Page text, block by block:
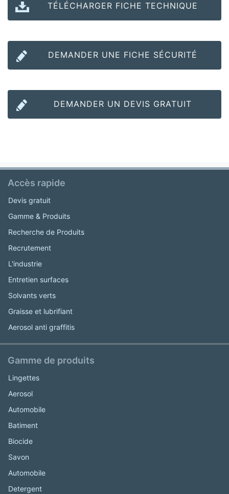
TÉLÉCHARGER FICHE TECHNIQUE
DEMANDER UNE FICHE SÉCURITÉ
DEMANDER UN DEVIS GRATUIT
Accès rapide
Devis gratuit
Gamme & Produits
Recherche de Produits
Recrutement
L'industrie
Entretien surfaces
Solvants verts
Graisse et lubrifiant
Aerosol anti graffitis
Gamme de produits
Lingettes
Aerosol
Automobile
Batiment
Biocide
Savon
Automobile
Detergent